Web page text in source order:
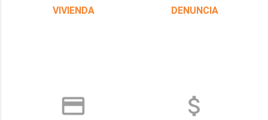
VIVIENDA
DENUNCIA
credit_card attach_money